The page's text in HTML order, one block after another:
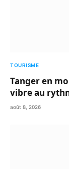
TOURISME
Tanger en
vibre au
août 8, 2026